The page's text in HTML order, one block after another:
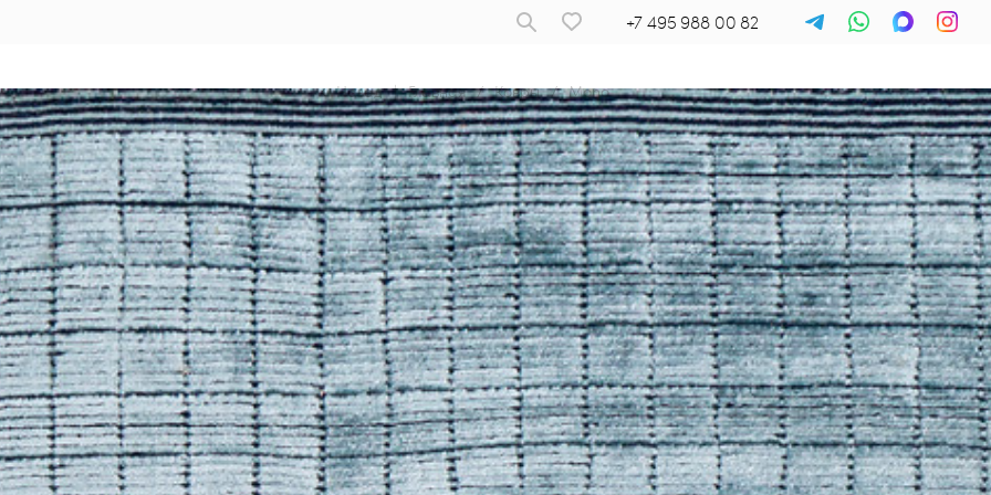
+7 495 988 00 82
Назад | Главная / Ковры / Mono